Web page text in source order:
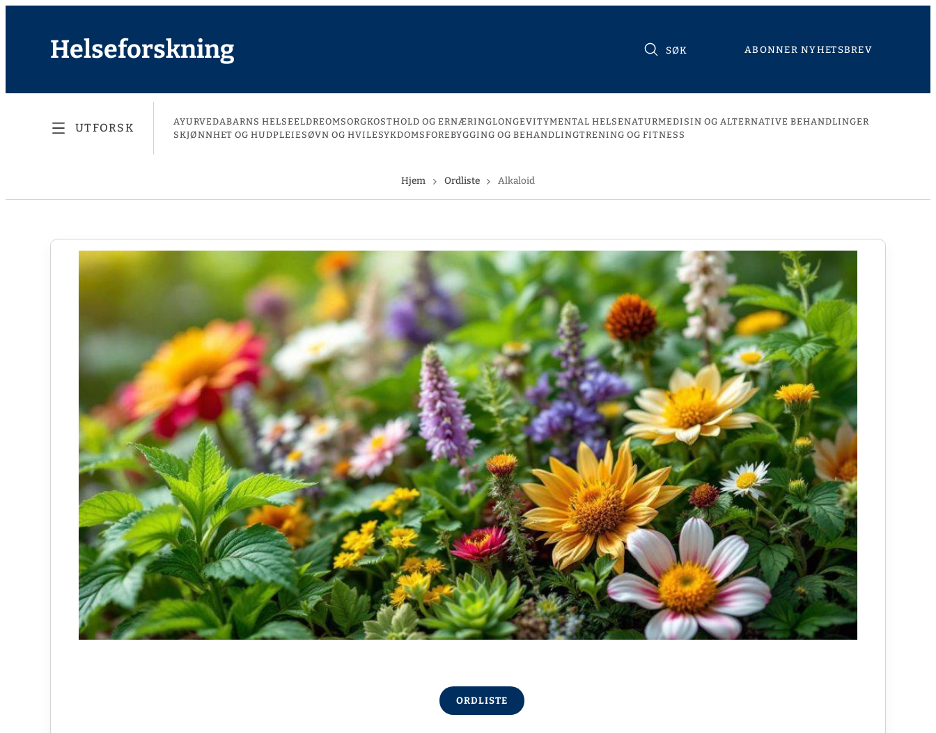
Helseforskning SØK ABONNER NYHETSBREV
UTFORSK AYURVEDABARNS HELSEELDREOMSORGKOSTHOLD OG ERNÆRINGLONGEVITYMENTAL HELSENATURMEDISIN OG ALTERNATIVE BEHANDLINGER
SKJØNNHET OG HUDPLEIE SØVN OG HVILE SYKDOMSFOREBYGGING OG BEHANDLINGTRENING OG FITNESS
Hjem Ordliste Alkaloid
ORDLISTE